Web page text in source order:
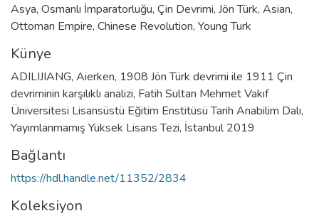
Asya, Osmanlı İmparatorluğu, Çin Devrimi, Jön Türk, Asian,
Ottoman Empire, Chinese Revolution, Young Turk
Künye
ADILIJIANG, Aierken, 1908 Jön Türk devrimi ile 1911 Çin
devriminin karşılıklı analizi, Fatih Sultan Mehmet Vakıf
Üniversitesi Lisansüstü Eğitim Enstitüsü Tarih Anabilim Dalı,
Yayımlanmamış Yüksek Lisans Tezi, İstanbul 2019
Bağlantı
https://hdl.handle.net/11352/2834
Koleksiyon